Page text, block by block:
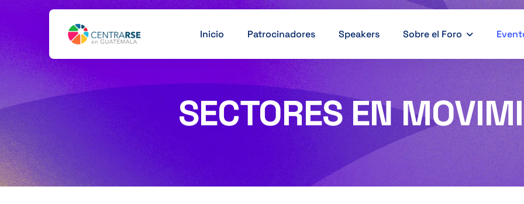
Inicio Patrocinadores Speakers Sobre el Foro
SECTORES EN